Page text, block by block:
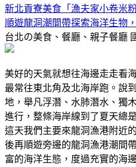
新北貢寮美食「漁夫家小卷米
順遊龍洞潮間帶探索海洋生物
台北の美食、餐廳、親子餐廳
美好的天氣就想往海邊走走看
最常往東北角及北海岸跑。說
地，舉凡浮潛、水肺潛水、獨
進行，整條海岸線到了夏天總
這天我們主要來龍洞漁港附近
後再順遊旁邊的龍洞漁港潮間
富的海洋生態，度過充實的海